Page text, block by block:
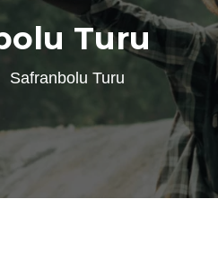
Turu
Safranbolu Turu